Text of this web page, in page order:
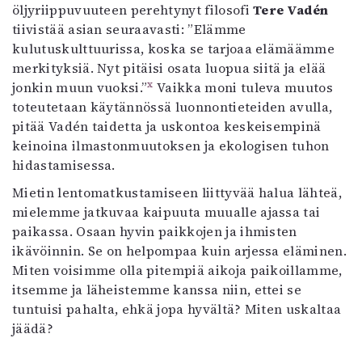
öljyriippuvuuteen perehtynyt filosofiTere Vadén
tiivistää asian seuraavasti: ”Elämme
kulutuskulttuurissa, koska se tarjoaa elämäämme
merkityksiä. Nyt pitäisi osata luopua siitä ja elää
jonkin muun vuoksi.”x Vaikka moni tuleva muutos
toteutetaan käytännössä luonnontieteiden avulla,
pitää Vadén taidetta ja uskontoa keskeisempinä
keinoina ilmastonmuutoksen ja ekologisen tuhon
hidastamisessa.
Mietin lentomatkustamiseen liittyvää halua lähteä,
mielemme jatkuvaa kaipuuta muualle ajassa tai
paikassa. Osaan hyvin paikkojen ja ihmisten
ikävöinnin. Se on helpompaa kuin arjessa eläminen.
Miten voisimme olla pitempiä aikoja paikoillamme,
itsemme ja läheistemme kanssa niin, ettei se
tuntuisi pahalta, ehkä jopa hyvältä? Miten uskaltaa
jäädä?